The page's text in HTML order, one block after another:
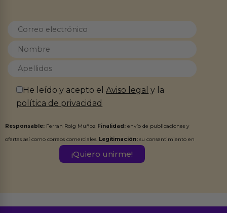
He leído y acepto elAviso legal y la
política de privacidad
Responsable: Ferran Roig Muñoz Finalidad: envío de publicaciones y
ofertas así como correos comerciales. Legitimación: su consentimiento en
Destinatarios:Ferran Roig Muñoz. Podrás ejercer tus